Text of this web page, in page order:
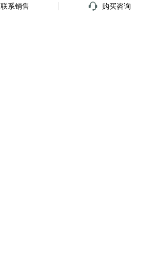
联系销售 购买咨询